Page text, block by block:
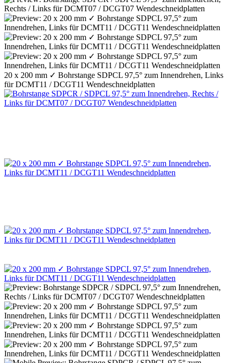
20 x 200 mm ✓ Bohrstange SDPCL 97,5° zum Innendrehen, Links
für DCMT11 / DCGT11 Wendeschneidplatten